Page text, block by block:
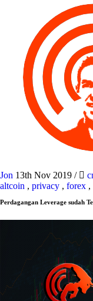
Jon 13th Nov 2019 /
altcoin , privacy , forex ,
Perdagangan Leverage sudah